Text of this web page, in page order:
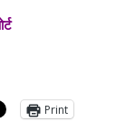
Print